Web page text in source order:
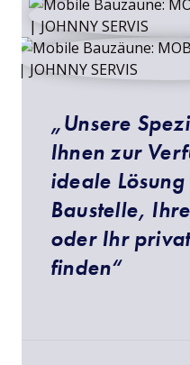
„Unsere
Ihnen zur
ideale
Baustelle,
oder Ihr
finden“